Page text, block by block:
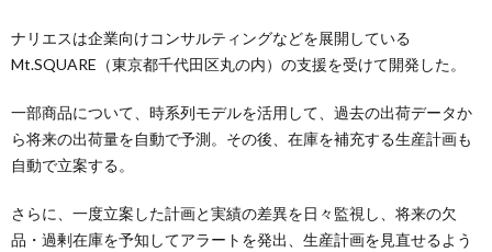
ナリエスは企業向けコンサルティングなどを展開している
Mt.SQUARE（東京都千代田区丸の内）の支援を受けて開発した。
一部商品について、時系列モデルを活用して、過去の出荷データか
ら将来の出荷量を自動で予測。その後、在庫を補充する生産計画も
自動で立案する。
さらに、一度立案した計画と実績の差異を日々監視し、将来の欠
品・過剰在庫を予知してアラートを発出、生産計画を見直せるよう